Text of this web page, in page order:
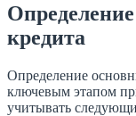
кредита
Определение
ключевым этапом
учитывать